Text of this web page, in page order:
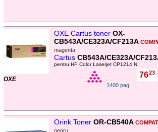
OXE
OXE Cartus toner OX-
CB543A/CE323A/CF213A
magenta
Cartus CB543A/CE323A/
pentru HP Color Laserjet CP1214 N
1400 pag
7623
Orink Toner OR-CB540A
negru